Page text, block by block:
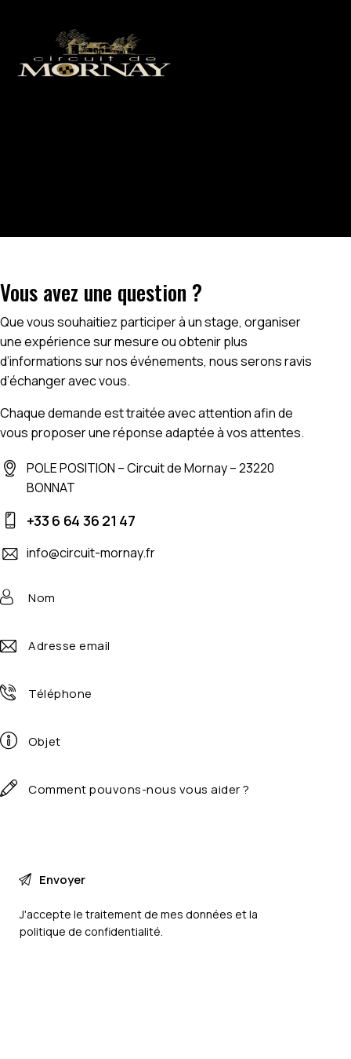
Vous avez une question ?
Que vous souhaitiez participer à un stage, organiser
une expérience sur mesure ou obtenir plus
d’informations sur nos événements, nous serons ravis
d’échanger avec vous.
Chaque demande est traitée avec attention afin de
vous proposer une réponse adaptée à vos attentes.
POLE POSITION – Circuit de Mornay – 23220
BONNAT
+33 6 64 36 21 47
info@circuit-mornay.fr
J'accepte le traitement de mes données et la
politique de confidentialité.